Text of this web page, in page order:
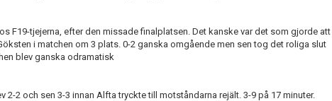
F19-tjejerna, efter den missade finalplatsen. Det kanske var det som gjorde att
i matchen om 3 plats. 0-2 ganska omgående men sen tog det roliga slut
blev ganska odramatisk
2-2 och sen 3-3 innan Alfta tryckte till motståndarna rejält. 3-9 på 17 minuter.